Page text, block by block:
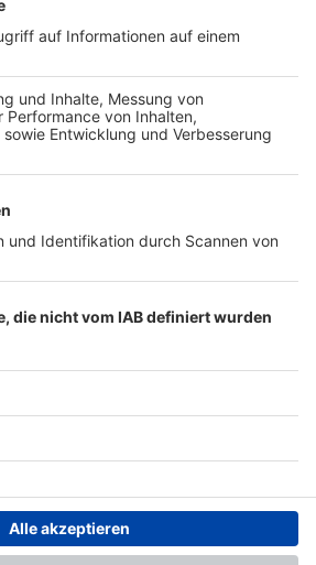
Datenschutz Impressum